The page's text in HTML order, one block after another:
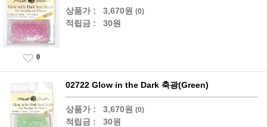
상품가 : 3,670원 (0)
적립금 : 30원
0
02722 Glow in the Dark 축광(Green)
상품가 : 3,670원 (0)
적립금 : 30원